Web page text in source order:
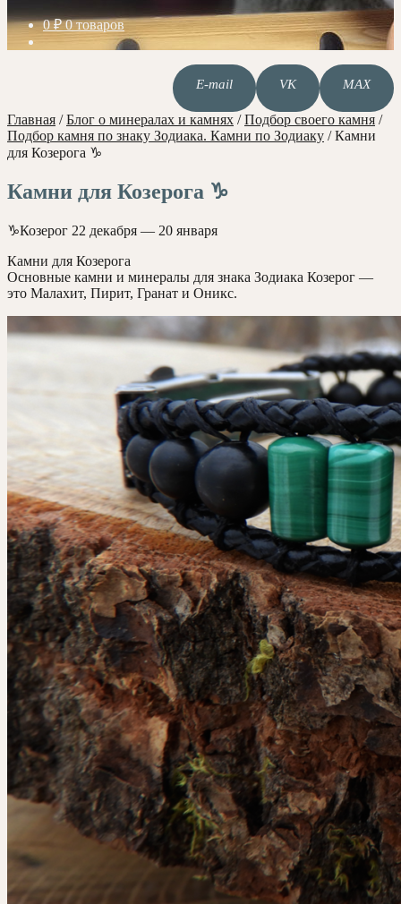
0₽ 0 товаров
E-mail VK MAX
Главная /Блог о минералах и камнях /Подбор своего камня /
Подбор камня по знаку Зодиака. Камни по Зодиаку /Камни
для Козерога ♑️
Камни для Козерога ♑️
♑️Козерог 22 декабря — 20 января
Камни для Козерога
Основные камни и минералы для знака Зодиака Козерог —
это Малахит, Пирит, Гранат и Оникс.